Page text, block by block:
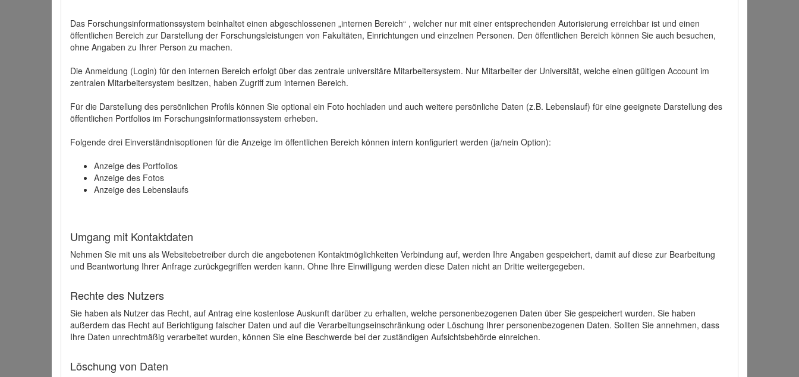
Das Forschungsinformationssystem beinhaltet einen abgeschlossenen „internen Bereich“ , welcher nur mit einer entsprechenden Autorisierung erreichbar ist und einen
öffentlichen Bereich zur Darstellung der Forschungsleistungen von Fakultäten, Einrichtungen und einzelnen Personen. Den öffentlichen Bereich können Sie auch besuchen,
ohne Angaben zu Ihrer Person zu machen.
Die Anmeldung (Login) für den internen Bereich erfolgt über das zentrale universitäre Mitarbeitersystem. Nur Mitarbeiter der Universität, welche einen gültigen Account im
zentralen Mitarbeitersystem besitzen, haben Zugriff zum internen Bereich.
Für die Darstellung des persönlichen Profils können Sie optional ein Foto hochladen und auch weitere persönliche Daten (z.B. Lebenslauf) für eine geeignete Darstellung des
öffentlichen Portfolios im Forschungsinformationssystem erheben.
Folgende drei Einverständnisoptionen für die Anzeige im öffentlichen Bereich können intern konfiguriert werden (ja/nein Option):
Anzeige des Portfolios
Anzeige des Fotos
Anzeige des Lebenslaufs
Umgang mit Kontaktdaten
Nehmen Sie mit uns als Websitebetreiber durch die angebotenen Kontaktmöglichkeiten Verbindung auf, werden Ihre Angaben gespeichert, damit auf diese zur Bearbeitung
und Beantwortung Ihrer Anfrage zurückgegriffen werden kann. Ohne Ihre Einwilligung werden diese Daten nicht an Dritte weitergegeben.
Rechte des Nutzers
Sie haben als Nutzer das Recht, auf Antrag eine kostenlose Auskunft darüber zu erhalten, welche personenbezogenen Daten über Sie gespeichert wurden. Sie haben
außerdem das Recht auf Berichtigung falscher Daten und auf die Verarbeitungseinschränkung oder Löschung Ihrer personenbezogenen Daten. Sollten Sie annehmen, dass
Ihre Daten unrechtmäßig verarbeitet wurden, können Sie eine Beschwerde bei der zuständigen Aufsichtsbehörde einreichen.
Löschung von Daten